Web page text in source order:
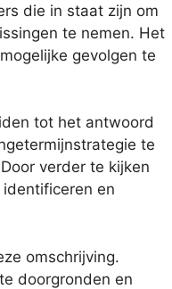
die in staat zijn om
te nemen. Het
gevolgen te
tot het antwoord
te
verder te kijken
en
omschrijving.
doorgronden en